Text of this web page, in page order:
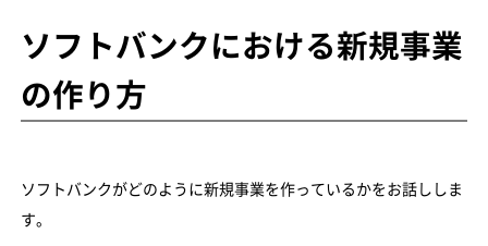
ソフトバンクにおける新規事業
の作り方
ソフトバンクがどのように新規事業を作っているかをお話ししま
す。